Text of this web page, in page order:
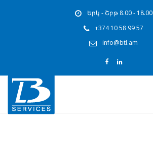
Երկ - Շբթ 8.00 - 18.00
+374 10 58 99 57
info@btl.am